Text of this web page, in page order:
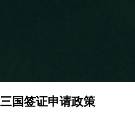
国签证申请政策